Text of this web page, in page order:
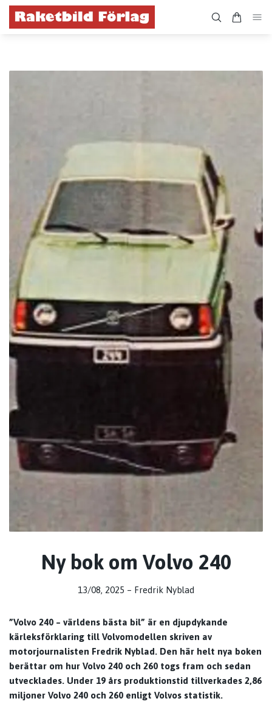
Ny bok om Volvo 240
13/08, 2025 – Fredrik Nyblad
”Volvo 240 – världens bästa bil” är en djupdykande
kärleksförklaring till Volvomodellen skriven av
motorjournalisten Fredrik Nyblad. Den här helt nya boken
berättar om hur Volvo 240 och 260 togs fram och sedan
utvecklades. Under 19 års produktionstid tillverkades 2,86
miljoner Volvo 240 och 260 enligt Volvos statistik.